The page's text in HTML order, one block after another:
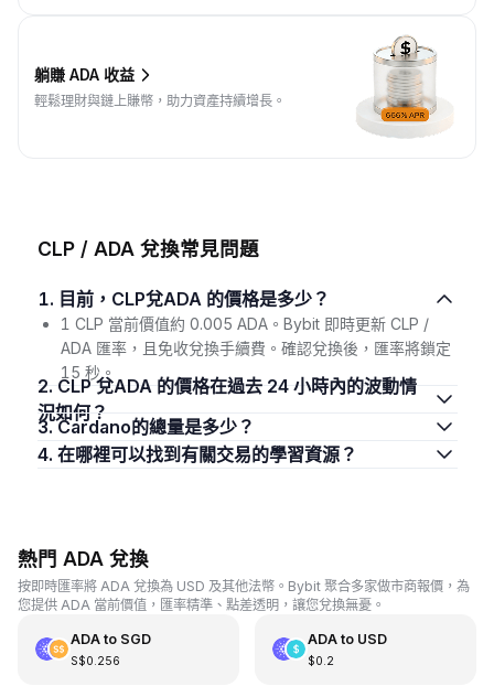
躺賺 ADA 收益
輕鬆理財與鏈上賺幣，助力資產持續增長。
CLP / ADA 兌換常見問題
1. 目前，CLP兌ADA 的價格是多少？
1 CLP 當前價值約 0.005 ADA。Bybit 即時更新 CLP /
ADA 匯率，且免收兌換手續費。確認兌換後，匯率將鎖定
15 秒。
2. CLP 兌ADA 的價格在過去 24 小時內的波動情
況如何？
3. Cardano的總量是多少？
4. 在哪裡可以找到有關交易的學習資源？
熱門 ADA 兌換
按即時匯率將 ADA 兌換為 USD 及其他法幣。Bybit 聚合多家做市商報價，為
您提供 ADA 當前價值，匯率精準、點差透明，讓您兌換無憂。
ADAto SGD
S$0.256
ADAto USD
$0.2